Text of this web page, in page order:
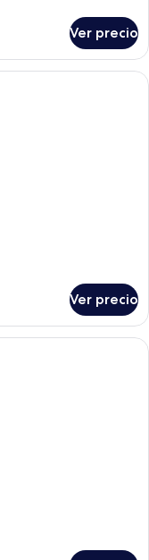
Ver precio
de hotel con una cama
Ver precio
de hotel con una cama